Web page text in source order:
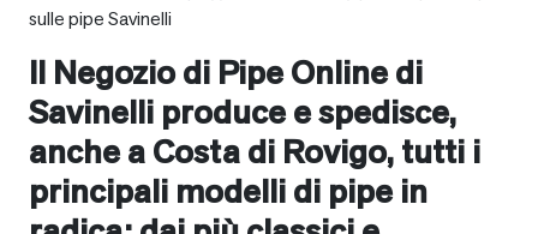
sulle pipe Savinelli
Il Negozio di Pipe Online di
Savinelli produce e spedisce,
anche aCosta di Rovigo, tutti i
principali modelli di pipe in